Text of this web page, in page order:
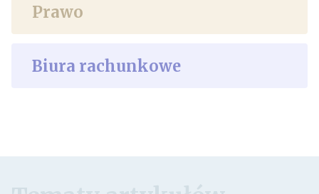
Prawo
Biura rachunkowe